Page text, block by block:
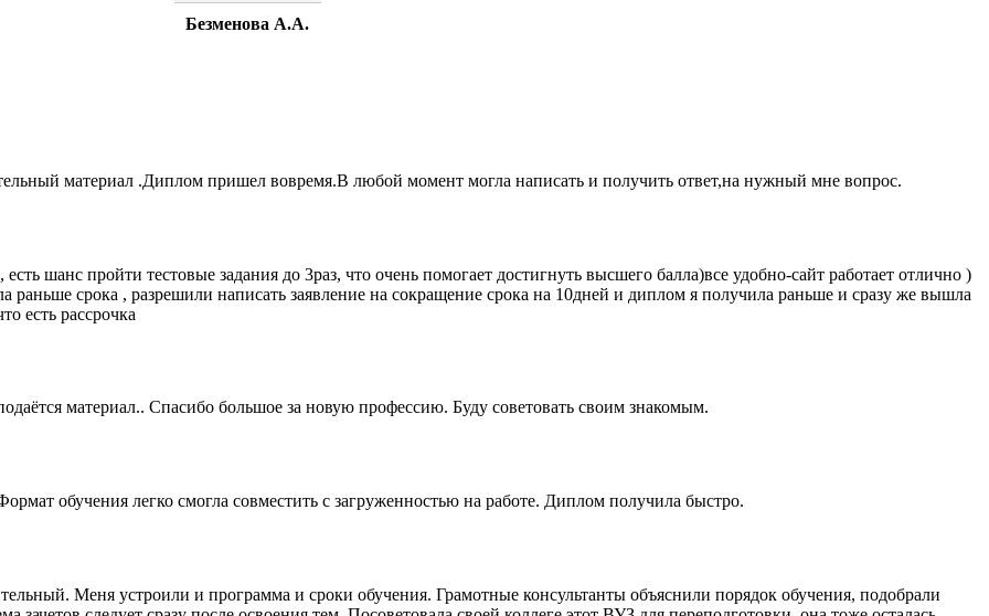
Безменова А.А.
материал .Диплом пришел вовремя.В любой момент могла написать и получить ответ,на нужный мне вопрос.
шанс пройти тестовые задания до 3раз, что очень помогает достигнуть высшего балла)все удобно-сайт работает отлично )
срока , разрешили написать заявление на сокращение срока на 10дней и диплом я получила раньше и сразу же вышла
есть рассрочка
материал.. Спасибо большое за новую профессию. Буду советовать своим знакомым.
обучения легко смогла совместить с загруженностью на работе. Диплом получила быстро.
Меня устроили и программа и сроки обучения. Грамотные консультанты объяснили порядок обучения, подобрали